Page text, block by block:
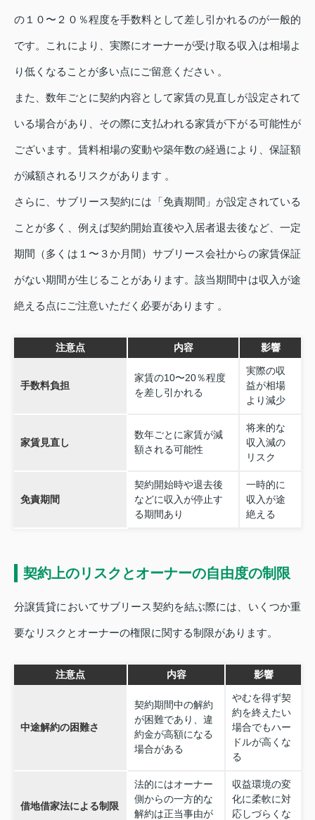
の１０〜２０％程度を手数料として差し引かれるのが一般的
です。これにより、実際にオーナーが受け取る収入は相場よ
り低くなることが多い点にご留意ください 。
また、数年ごとに契約内容として家賃の見直しが設定されて
いる場合があり、その際に支払われる家賃が下がる可能性が
ございます。賃料相場の変動や築年数の経過により、保証額
が減額されるリスクがあります 。
さらに、サブリース契約には「免責期間」が設定されている
ことが多く、例えば契約開始直後や入居者退去後など、一定
期間（多くは１〜３か月間）サブリース会社からの家賃保証
がない期間が生じることがあります。該当期間中は収入が途
絶える点にご注意いただく必要があります 。
注意点 内容 影響
手数料負担
家賃の10〜20％程度
を差し引かれる
実際の収
益が相場
より減少
家賃見直し
数年ごとに家賃が減
額される可能性
将来的な
収入減の
リスク
免責期間
契約開始時や退去後
などに収入が停止す
る期間あり
一時的に
収入が途
絶える
契約上のリスクとオーナーの自由度の制限
分譲賃貸においてサブリース契約を結ぶ際には、いくつか重
要なリスクとオーナーの権限に関する制限があります。
注意点 内容 影響
中途解約の困難さ
契約期間中の解約
が困難であり、違
約金が高額になる
場合がある
やむを得ず契
約を終えたい
場合でもハー
ドルが高くな
る
借地借家法による制限
法的にはオーナー
側からの一方的な
解約は正当事由が
収益環境の変
化に柔軟に対
応しづらくな